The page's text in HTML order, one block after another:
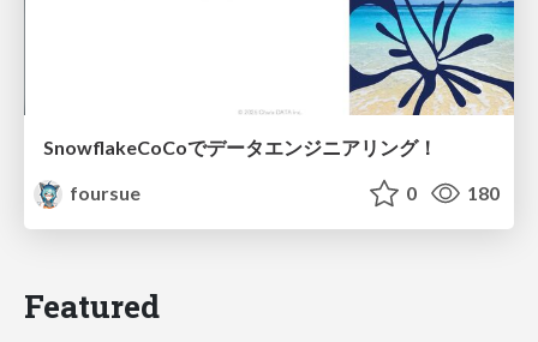
SnowflakeCoCoでデータエンジニアリング！
foursue
0 180
Featured